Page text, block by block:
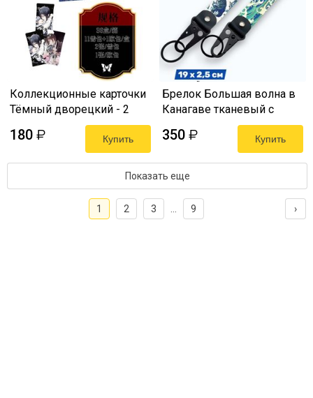
Коллекционные карточки
Тёмный дворецкий - 2
штуки в бустере (Black
Butler)
180 ₽ Купить
Брелок Большая волна в
Канагаве тканевый с
карабином, 19х2,5 см
350 ₽ Купить
Показать еще
1 2 3 9 ›